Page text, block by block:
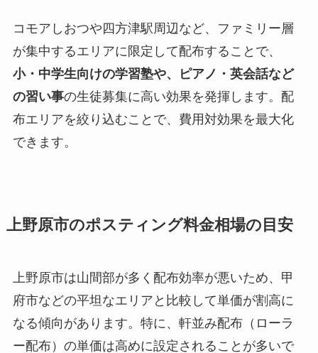
コモアしおつや四方津駅周辺など、ファミリー層
が集中するエリアに限定して配布することで、
小・中学生向けの学習塾や、ピアノ・英会話など
の習い事の生徒募集に高い効果を発揮します。配
布エリアを絞り込むことで、費用対効果を最大化
できます。
上野原市のポスティング料金相場の目安
上野原市は山間部が多く配布効率が悪いため、甲
府市などの平坦なエリアと比較して単価が割高に
なる傾向があります。特に、軒並み配布（ローラ
ー配布）の単価は高めに設定されることが多いで